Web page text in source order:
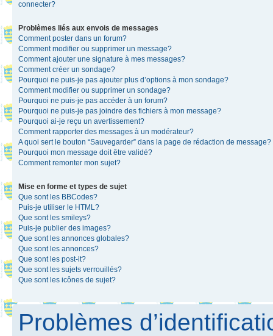
connecter?
Problèmes liés aux envois de messages
Comment poster dans un forum?
Comment modifier ou supprimer un message?
Comment ajouter une signature à mes messages?
Comment créer un sondage?
Pourquoi ne puis-je pas ajouter plus d’options à mon sondage?
Comment modifier ou supprimer un sondage?
Pourquoi ne puis-je pas accéder à un forum?
Pourquoi ne puis-je pas joindre des fichiers à mon message?
Pourquoi ai-je reçu un avertissement?
Comment rapporter des messages à un modérateur?
A quoi sert le bouton “Sauvegarder” dans la page de rédaction de message?
Pourquoi mon message doit être validé?
Comment remonter mon sujet?
Mise en forme et types de sujet
Que sont les BBCodes?
Puis-je utiliser le HTML?
Que sont les smileys?
Puis-je publier des images?
Que sont les annonces globales?
Que sont les annonces?
Que sont les post-it?
Que sont les sujets verrouillés?
Que sont les icônes de sujet?
Problèmes